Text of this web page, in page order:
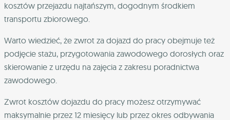
kosztów przejazdu najtańszym, dogodnym środkiem
transportu zbiorowego.
Warto wiedzieć, że zwrot za dojazd do pracy obejmuje też
podjęcie stażu, przygotowania zawodowego dorosłych oraz
skierowanie z urzędu na zajęcia z zakresu poradnictwa
zawodowego.
Zwrot kosztów dojazdu do pracy możesz otrzymywać
maksymalnie przez 12 miesięcy lub przez okres odbywania